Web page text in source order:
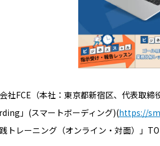
社FCE（本社：東京都新宿区、代表取
」(スマートボーディング)(https://
トレーニング（オンライン・対面）」